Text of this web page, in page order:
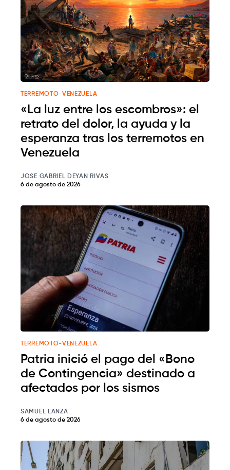
TERREMOTO-VENEZUELA
«La luz entre los escombros»: el
retrato del dolor, la ayuda y la
esperanza tras los terremotos en
Venezuela
JOSE GABRIEL DEYAN RIVAS
6 de agosto de 2026
TERREMOTO-VENEZUELA
Patria inició el pago del «Bono
de Contingencia» destinado a
afectados por los sismos
SAMUEL LANZA
6 de agosto de 2026